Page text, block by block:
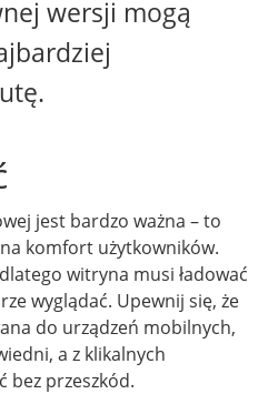
wersji mogą
jest bardzo ważna – to
komfort użytkowników.
witryna musi ładować
wyglądać. Upewnij się, że
do urządzeń mobilnych,
a z klikalnych
bez przeszkód.